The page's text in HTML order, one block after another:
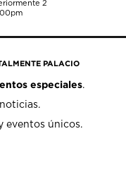
2
PALACIO
especiales.
eventos únicos.